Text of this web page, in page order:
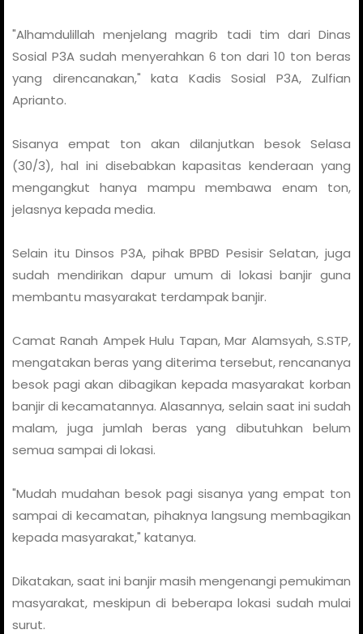
"Alhamdulillah menjelang magrib tadi tim dari Dinas
Sosial P3A sudah menyerahkan 6 ton dari 10 ton beras
yang direncanakan," kata Kadis Sosial P3A, Zulfian
Aprianto.
Sisanya empat ton akan dilanjutkan besok Selasa
(30/3), hal ini disebabkan kapasitas kenderaan yang
mengangkut hanya mampu membawa enam ton,
jelasnya kepada media.
Selain itu Dinsos P3A, pihak BPBD Pesisir Selatan, juga
sudah mendirikan dapur umum di lokasi banjir guna
membantu masyarakat terdampak banjir.
Camat Ranah Ampek Hulu Tapan, Mar Alamsyah, S.STP,
mengatakan beras yang diterima tersebut, rencananya
besok pagi akan dibagikan kepada masyarakat korban
banjir di kecamatannya. Alasannya, selain saat ini sudah
malam, juga jumlah beras yang dibutuhkan belum
semua sampai di lokasi.
"Mudah mudahan besok pagi sisanya yang empat ton
sampai di kecamatan, pihaknya langsung membagikan
kepada masyarakat," katanya.
Dikatakan, saat ini banjir masih mengenangi pemukiman
masyarakat, meskipun di beberapa lokasi sudah mulai
surut.